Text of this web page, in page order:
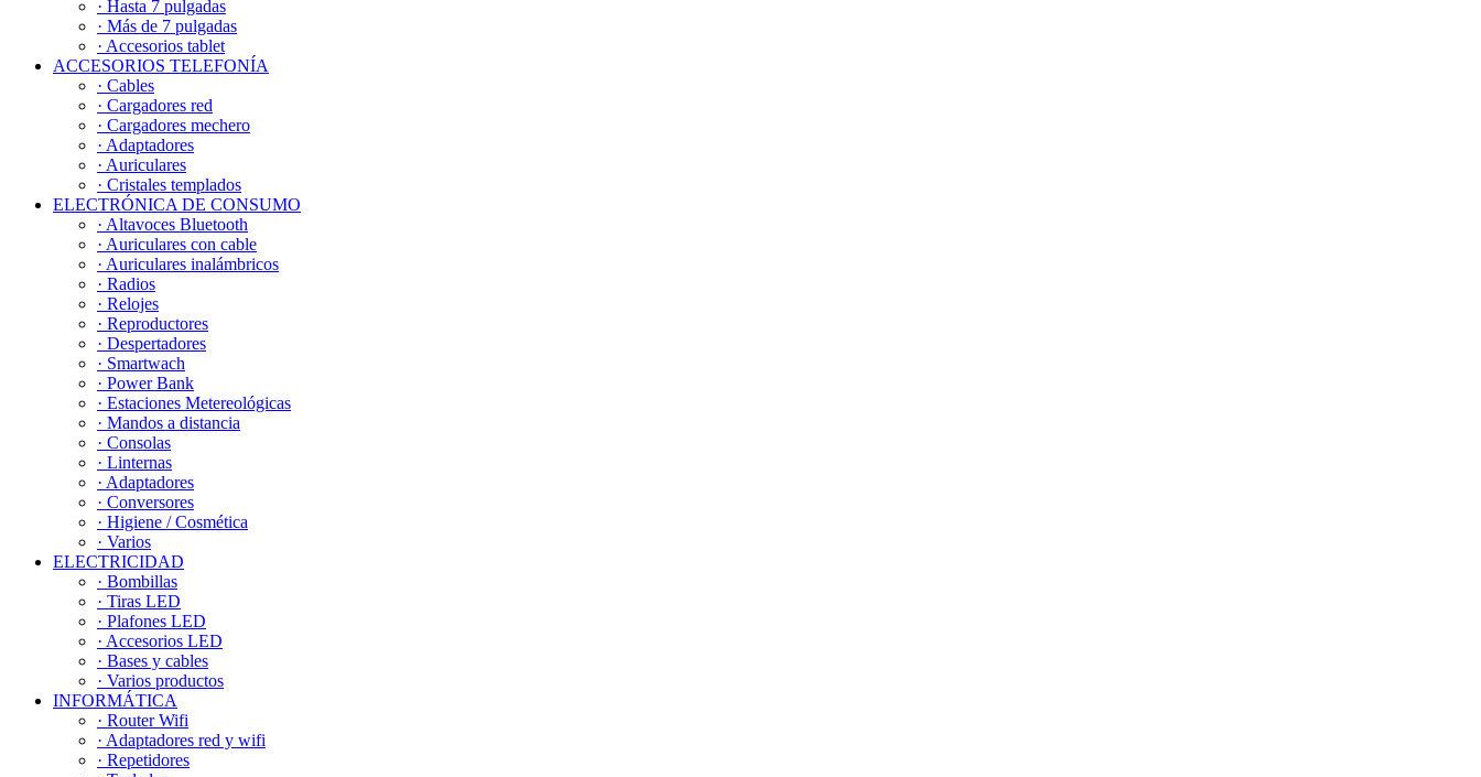
· Hasta 7 pulgadas
· Más de 7 pulgadas
· Accesorios tablet
ACCESORIOS TELEFONÍA
· Cables
· Cargadores red
· Cargadores mechero
· Adaptadores
· Auriculares
· Cristales templados
ELECTRÓNICA DE CONSUMO
· Altavoces Bluetooth
· Auriculares con cable
· Auriculares inalámbricos
· Radios
· Relojes
· Reproductores
· Despertadores
· Smartwach
· Power Bank
· Estaciones Metereológicas
· Mandos a distancia
· Consolas
· Linternas
· Adaptadores
· Conversores
· Higiene / Cosmética
· Varios
ELECTRICIDAD
· Bombillas
· Tiras LED
· Plafones LED
· Accesorios LED
· Bases y cables
· Varios productos
INFORMÁTICA
· Router Wifi
· Adaptadores red y wifi
· Repetidores